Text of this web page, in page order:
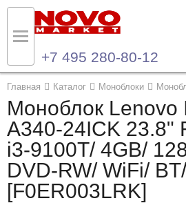
+7 495 280-80-12
Главная Каталог Моноблоки
Моноблок Lenovo
A340-24ICK 23.8"
i3-9100T/ 4GB/
DVD-RW/ WiFi/
[F0ER003LRK]
Назад
Каталог продукции
Ноутбуки и ультрабуки
Компьютеры
Назад
Контакты
Контактная информация